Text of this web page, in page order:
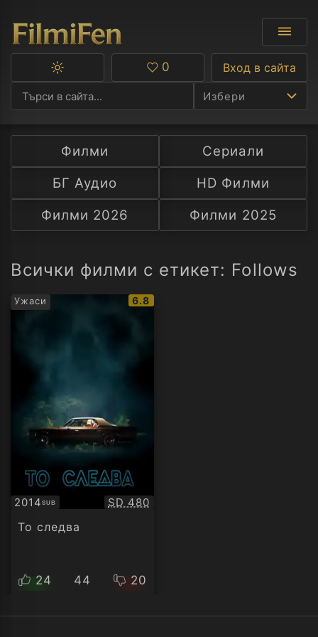
Избери
Ф
С
А
Превключване
тъмна
тема
Любими
0 Вход в сайта
Филми
Сериали
БГ Аудио
HD Филми
Филми 2026
Филми 2025
Всички филми с етикет: Follows
Ужаси
IMDb
6.8
2014SUB
Субтитри Качество:
SD 480
То следва
24 44 20